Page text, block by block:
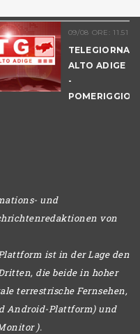
09/08 ORE: 11.51
ALTO ADIGE
-
POMERIGGIO
und
von
ist in der Lage den
die beide in hoher
terrestrische Fernsehen,
Android-Plattform) und
).